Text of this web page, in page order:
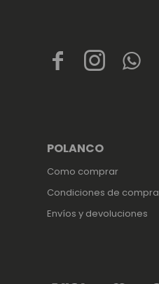
  
POLANCO
Como comprar
Condiciones de compra
Envíos y devoluciones